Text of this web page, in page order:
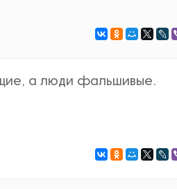
а люди фальшивые.